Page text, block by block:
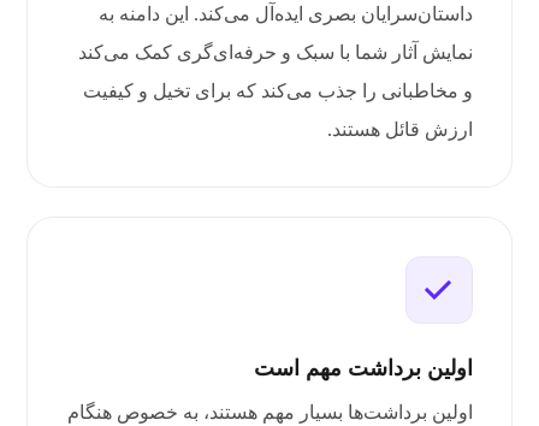
داستان‌سرایان بصری ایده‌آل می‌کند. این دامنه به
نمایش آثار شما با سبک و حرفه‌ای‌گری کمک می‌کند
و مخاطبانی را جذب می‌کند که برای تخیل و کیفیت
ارزش قائل هستند.
اولین برداشت مهم است
اولین برداشت‌ها بسیار مهم هستند، به خصوص هنگام